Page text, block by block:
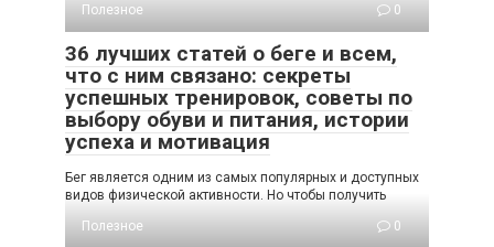
Полезное
0
36 лучших статей о беге и всем,
что с ним связано: секреты
успешных тренировок, советы по
выбору обуви и питания, истории
успеха и мотивация
Бег является одним из самых популярных и доступных
видов физической активности. Но чтобы получить
Полезное
0